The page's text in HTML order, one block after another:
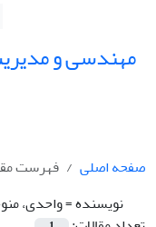
مهندسی و
صفحه اصلی
فهرست
نویسنده =واحدی،